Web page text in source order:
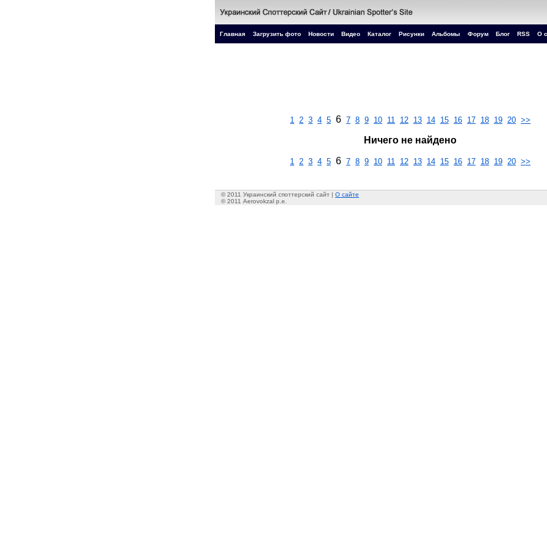
Главная Загрузить фото Новости Видео Каталог Рисунки Альбомы Форум Блог RSS О
1 2 3 4 5 6 7 8 9 10 11 12 13 14 15 16 17 18 19 20 >>
Ничего не найдено
1 2 3 4 5 6 7 8 9 10 11 12 13 14 15 16 17 18 19 20 >>
© 2011 Украинский споттерский сайт | О сайте
© 2011 Aerovokzal p.e.